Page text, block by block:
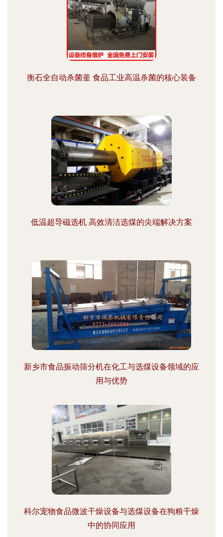
衡石全自动杀菌釜 食品工业高温杀菌的核心装备
低温超导磁选机 高效清洁选煤的尖端解决方案
新乡市食品振动筛分机在化工与选煤设备领域的应
用与优势
科尔宠物食品微波干燥设备与选煤设备在狗粮干燥
中的协同应用